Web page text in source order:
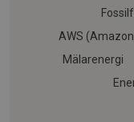
AWS
Mälarenergi